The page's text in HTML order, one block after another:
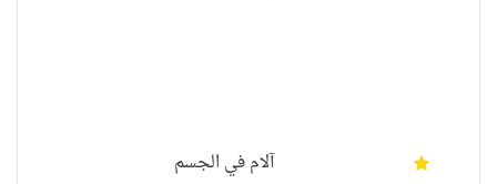
آلام في الجسم